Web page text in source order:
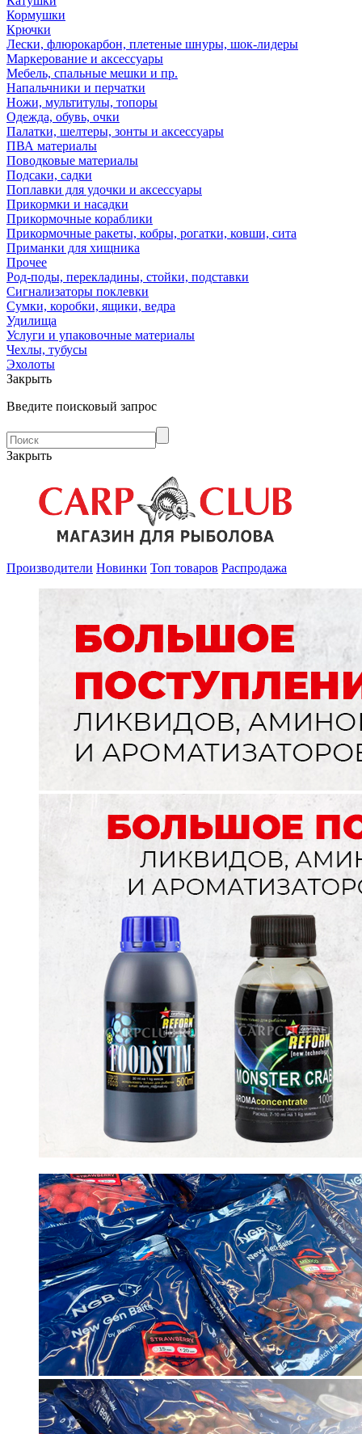
Кормушки
Крючки
Лески, флюрокарбон, плетеные шнуры, шок-лидеры
Маркерование и аксессуары
Мебель, спальные мешки и пр.
Напальчники и перчатки
Ножи, мультитулы, топоры
Одежда, обувь, очки
Палатки, шелтеры, зонты и аксессуары
ПВА материалы
Поводковые материалы
Подсаки, садки
Поплавки для удочки и аксессуары
Прикормки и насадки
Прикормочные кораблики
Прикормочные ракеты, кобры, рогатки, ковши, сита
Приманки для хищника
Прочее
Род-поды, перекладины, стойки, подставки
Сигнализаторы поклевки
Сумки, коробки, ящики, ведра
Удилища
Услуги и упаковочные материалы
Чехлы, тубусы
Эхолоты
Закрыть
Введите поисковый запрос
Закрыть
Производители Новинки Топ товаров Распродажа